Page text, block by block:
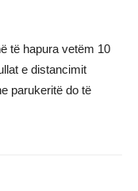
të hapura vetëm 10
e distancimit
parukeritë do të